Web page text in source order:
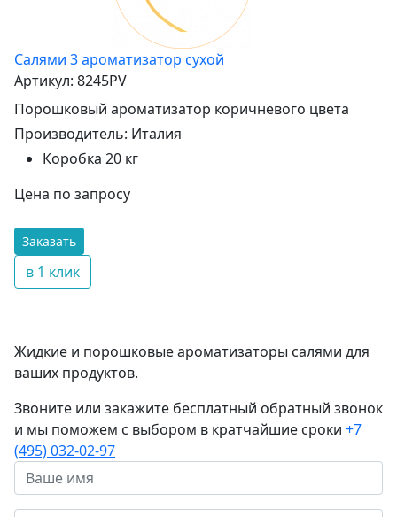
Салями 3 ароматизатор сухой
Артикул: 8245PV
Порошковый ароматизатор коричневого цвета
Производитель: Италия
Коробка 20 кг
Цена по запросу
Заказать
в 1 клик
Жидкие и порошковые ароматизаторы салями для
ваших продуктов.
Звоните или закажите бесплатный обратный звонок
и мы поможем с выбором в кратчайшие сроки +7
(495) 032-02-97